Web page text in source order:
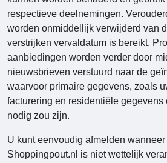
respectieve deelnemingen.
worden onmiddellijk verwijderd van
verstrijken vervaldatum is bereikt.
aanbiedingen worden verder door
nieuwsbrieven verstuurd naar de
waarvoor primaire gegevens, zoals
facturering en residentiële gegevens
nodig zou zijn.
U kunt eenvoudig afmelden wanneer
Shoppingpout.nl is niet wettelijk